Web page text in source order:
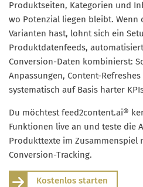
Produktseiten, Kategorien und
wo Potenzial liegen bleibt. Wenn
Varianten hast, lohnt sich ein
Produktdatenfeeds,
Conversion-Daten kombinierst:
Anpassungen, Content-
systematisch auf Basis harter
Du möchtest feed2content.ai®
Funktionen live an und teste die
Produkttexte im Zusammenspiel
Conversion-Tracking.
Kostenlos starten